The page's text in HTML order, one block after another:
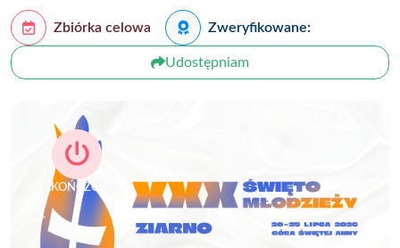
Zbiórka celowa Zweryfikowane:
Udostępniam
ZAKOŃCZONA
Previous